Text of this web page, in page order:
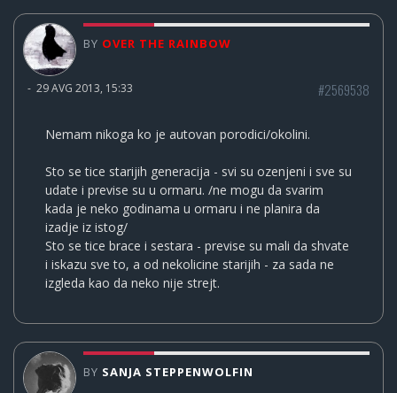
BY OVER THE RAINBOW
- 29 AVG 2013, 15:33 #2569538
Nemam nikoga ko je autovan porodici/okolini.
Sto se tice starijih generacija - svi su ozenjeni i sve su
udate i previse su u ormaru. /ne mogu da svarim
kada je neko godinama u ormaru i ne planira da
izadje iz istog/
Sto se tice brace i sestara - previse su mali da shvate
i iskazu sve to, a od nekolicine starijih - za sada ne
izgleda kao da neko nije strejt.
BY SANJA STEPPENWOLFIN